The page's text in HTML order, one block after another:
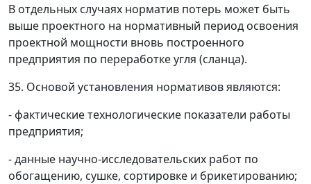
В отдельных случаях норматив потерь может быть
выше проектного на нормативный период освоения
проектной мощности вновь построенного
предприятия по переработке угля (сланца).
35. Основой установления нормативов являются:
- фактические технологические показатели работы
предприятия;
- данные научно-исследовательских работ по
обогащению, сушке, сортировке и брикетированию;